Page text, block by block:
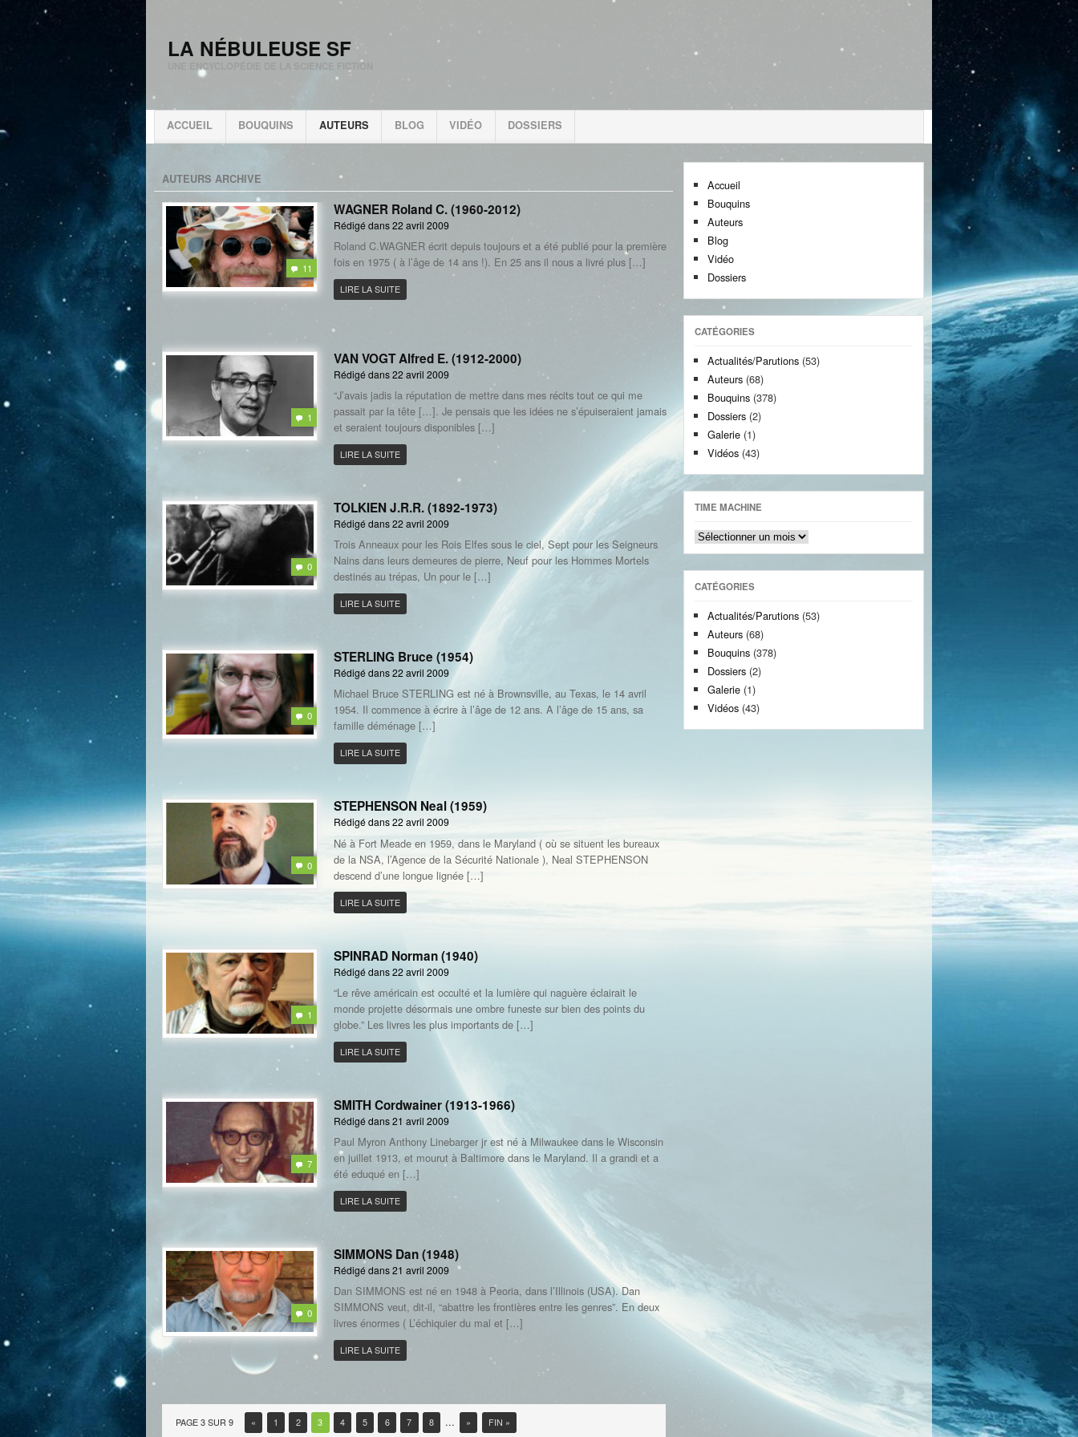
LA NÉBULEUSE SF
UNE ENCYCLOPÉDIE DE LA SCIENCE FICTION
ACCUEIL BOUQUINS AUTEURS BLOG VIDÉO DOSSIERS
AUTEURS ARCHIVE
11
WAGNER Roland C. (1960-2012)
Rédigé dans 22 avril 2009
Roland C.WAGNER écrit depuis toujours et a été publié pour la première
fois en 1975 ( à l’âge de 14 ans !). En 25 ans il nous a livré plus […]
LIRE LA SUITE
1
VAN VOGT Alfred E. (1912-2000)
Rédigé dans 22 avril 2009
“J’avais jadis la réputation de mettre dans mes récits tout ce qui me
passait par la tête […]. Je pensais que les idées ne s’épuiseraient jamais
et seraient toujours disponibles […]
LIRE LA SUITE
0
TOLKIEN J.R.R. (1892-1973)
Rédigé dans 22 avril 2009
Trois Anneaux pour les Rois Elfes sous le ciel, Sept pour les Seigneurs
Nains dans leurs demeures de pierre, Neuf pour les Hommes Mortels
destinés au trépas, Un pour le […]
LIRE LA SUITE
0
STERLING Bruce (1954)
Rédigé dans 22 avril 2009
Michael Bruce STERLING est né à Brownsville, au Texas, le 14 avril
1954. Il commence à écrire à l’âge de 12 ans. A l’âge de 15 ans, sa
famille déménage […]
LIRE LA SUITE
0
STEPHENSON Neal (1959)
Rédigé dans 22 avril 2009
Né à Fort Meade en 1959, dans le Maryland ( où se situent les bureaux
de la NSA, l’Agence de la Sécurité Nationale ), Neal STEPHENSON
descend d’une longue lignée […]
LIRE LA SUITE
1
SPINRAD Norman (1940)
Rédigé dans 22 avril 2009
“Le rêve américain est occulté et la lumière qui naguère éclairait le
monde projette désormais une ombre funeste sur bien des points du
globe.” Les livres les plus importants de […]
LIRE LA SUITE
7
SMITH Cordwainer (1913-1966)
Rédigé dans 21 avril 2009
Paul Myron Anthony Linebarger jr est né à Milwaukee dans le Wisconsin
en juillet 1913, et mourut à Baltimore dans le Maryland. Il a grandi et a
été eduqué en […]
LIRE LA SUITE
0
SIMMONS Dan (1948)
Rédigé dans 21 avril 2009
Dan SIMMONS est né en 1948 à Peoria, dans l’Illinois (USA). Dan
SIMMONS veut, dit-il, “abattre les frontières entre les genres”. En deux
livres énormes ( L’échiquier du mal et […]
LIRE LA SUITE
PAGE 3 SUR 9 « 1 2 3 4 5 6 7 8 ... » FIN »
Accueil
Bouquins
Auteurs
Blog
Vidéo
Dossiers
CATÉGORIES
Actualités/Parutions(53)
Auteurs(68)
Bouquins(378)
Dossiers(2)
Galerie(1)
Vidéos(43)
TIME MACHINE
Time
machine
CATÉGORIES
Actualités/Parutions(53)
Auteurs(68)
Bouquins(378)
Dossiers(2)
Galerie(1)
Vidéos(43)